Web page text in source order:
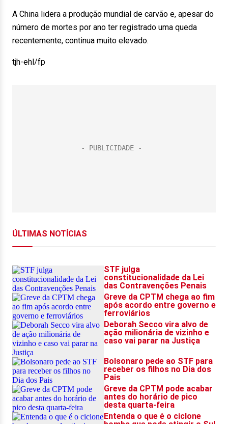
A China lidera a produção mundial de carvão e, apesar do
número de mortes por ano ter registrado uma queda
recentemente, continua muito elevado.
tjh-ehl/fp